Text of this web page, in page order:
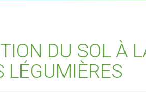
DU SOL À
LÉGUMIÈRES